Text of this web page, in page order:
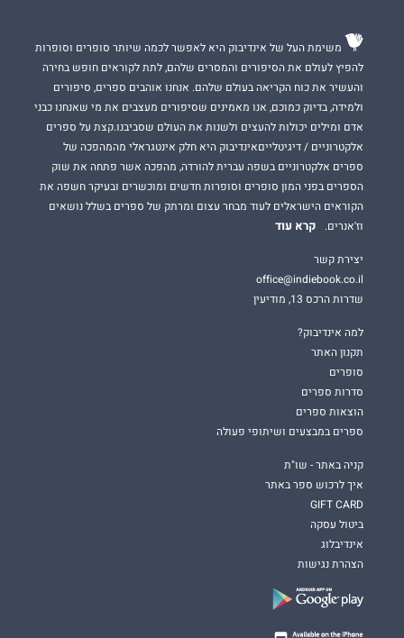
משימת העל של אינדיבוק היא לאפשר לכמה שיותר סופרים וסופרות
להפיץ לעולם את הסיפורים והמסרים שלהם, לתת לקוראים חופש בחירה
והעשיר את כוח הקריאה בעולם שלהם. אנחנו אוהבים ספרים, סיפורים
ולמידה, בדיוק כמוכם, אנו מאמינים שסיפורים מעצבים את מי שאנחנו כבני
אדם ומילים יכולות להעצים ולשנות את העולם שסביבנו.קצת על ספרים
אלקטרוניים / דיגיטלייםאינדיבוק היא חלק אינטגראלי מהמהפכה של
ספרים אלקטרוניים בשפה עברית להורדה, מהפכה אשר פתחה את שוק
הספרים בפני המון סופרים וסופרות חדשים ומוכשרים ובעיקר חשפה את
הקוראים הישראלים לעוד מבחר עצום ומרתק של ספרים בשלל נושאים
וז'אנרים.
קרא עוד
יצירת קשר
office@indiebook.co.il
שדרות הרכס 13, מודיעין
למה אינדיבוק?
תקנון האתר
סופרים
סדרות ספרים
הוצאות ספרים
ספרים במבצעים ושיתופי פעולה
קניה באתר - שו"ת
איך לרכוש ספר באתר
GIFT CARD
ביטול עסקה
אינדיבלוג
הצהרת נגישות